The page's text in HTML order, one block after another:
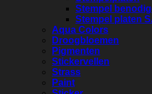
Stempel
Stempel platen
Aqua Colors
Droogbloemen
Pigmenten
Stickervellen
Strass
Paint